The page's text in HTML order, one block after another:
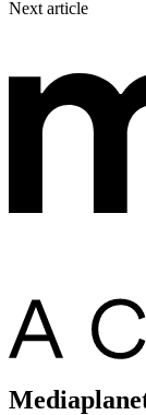
Next article